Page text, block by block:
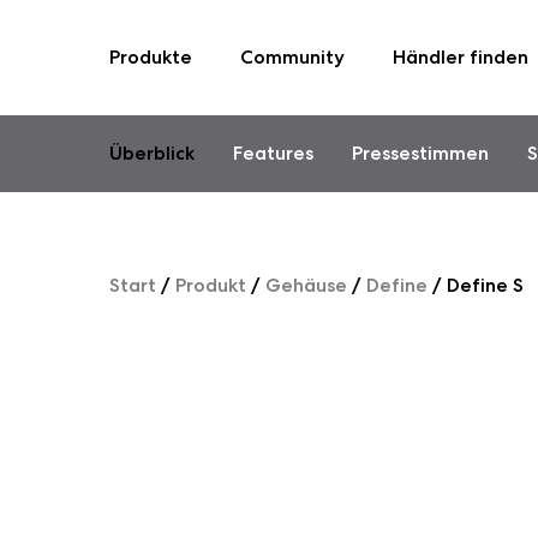
Produkte Community Händler finden
Überblick
Features Pressestimmen
Start / Produkt / Gehäuse / Define / Define S